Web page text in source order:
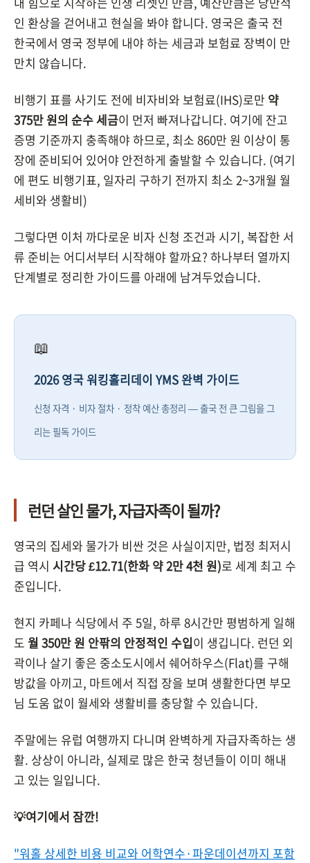
인 환상을 걷어내고 현실을 봐야 합니다. 영국은 출국 전
한국에서 영국 정부에 내야 하는 세금과 보험료 장벽이 만
만치 않습니다.
비행기 표를 사기도 전에 비자비와 보험료(IHS)로만 약
375만 원의 순수 세금이 먼저 빠져나갑니다. 여기에 잔고
증명 기준까지 충족해야 하므로, 최소 860만 원 이상이 통
장에 준비되어 있어야 안전하게 출발할 수 있습니다. (여기
에 편도 비행기표, 일자리 구하기 전까지 최소 2~3개월 월
세비와 생활비)
그렇다면 이처 까다로운 비자 신청 조건과 시기, 복잡한 서
류 준비는 어디서부터 시작해야 할까요? 하나부터 열까지
단계별로 정리한 가이드를 아래에 남겨두었습니다.
📖
2026 영국 워킹홀리데이 YMS 완벽 가이드
신청 자격 · 비자 절차 · 정착 예산 총정리 — 출국 전 큰 그림을 그
리는 필독 가이드
런던 살인 물가, 자급자족이 될까?
영국의 집세와 물가가 비싼 것은 사실이지만, 법정 최저시
급 역시 시간당 £12.71(한화 약 2만 4천 원)로 세계 최고 수
준입니다.
현지 카페나 식당에서 주 5일, 하루 8시간만 평범하게 일해
도 월 350만 원 안팎의 안정적인 수입이 생깁니다. 런던 외
곽이나 살기 좋은 중소도시에서 쉐어하우스(Flat)를 구해
방값을 아끼고, 마트에서 직접 장을 보며 생활한다면 부모
님 도움 없이 월세와 생활비를 충당할 수 있습니다.
주말에는 유럽 여행까지 다니며 완벽하게 자급자족하는 생
활. 상상이 아니라, 실제로 많은 한국 청년들이 이미 해내
고 있는 일입니다.
💡여기에서 잠깐!
"워홀 상세한 비용 비교와 어학연수·파운데이션까지 포함